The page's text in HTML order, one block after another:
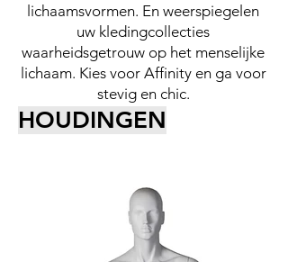
lichaamsvormen. En weerspiegelen
uw kledingcollecties
waarheidsgetrouw op het menselijke
lichaam. Kies voor Affinity en ga voor
stevig en chic.
HOUDINGEN